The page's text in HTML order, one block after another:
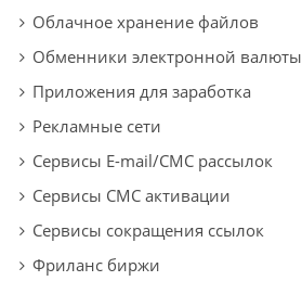
Облачное хранение файлов
Обменники электронной валюты
Приложения для заработка
Рекламные сети
Сервисы E-mail/СМС рассылок
Сервисы СМС активации
Сервисы сокращения ссылок
Фриланс биржи